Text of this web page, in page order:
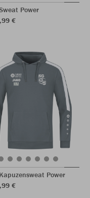
Power
€
Power
€